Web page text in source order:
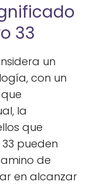
33
un
con un
la
que
pueden
de
en alcanzar